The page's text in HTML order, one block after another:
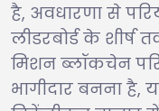
है, अवधारणा से
लीडरबोर्ड के शीर्ष
मिशन ब्लॉकचेन
भागीदार बनना है,